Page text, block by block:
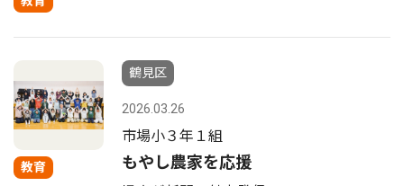
教育
鶴見区
2026.03.26
市場小３年１組
もやし農家を応援